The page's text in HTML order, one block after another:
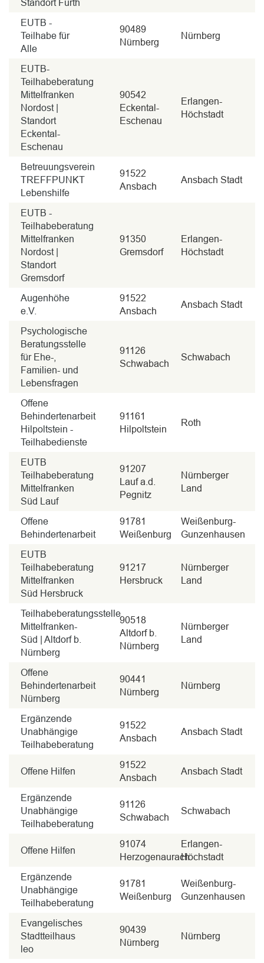
Standort Fürth
EUTB -
Teilhabe für
Alle
90489
Nürnberg
Nürnberg
EUTB-
Teilhabeberatung
Mittelfranken
Nordost |
Standort
Eckental-
Eschenau
90542
Eckental-
Eschenau
Erlangen-
Höchstadt
Betreuungsverein
TREFFPUNKT
Lebenshilfe
91522
Ansbach
Ansbach Stadt
EUTB -
Teilhabeberatung
Mittelfranken
Nordost |
Standort
Gremsdorf
91350
Gremsdorf
Erlangen-
Höchstadt
Augenhöhe
e.V.
91522
Ansbach
Ansbach Stadt
Psychologische
Beratungsstelle
für Ehe-,
Familien- und
Lebensfragen
91126
Schwabach
Schwabach
Offene
Behindertenarbeit
Hilpoltstein -
Teilhabedienste
91161
Hilpoltstein
Roth
EUTB
Teilhabeberatung
Mittelfranken
Süd Lauf
91207
Lauf a.d.
Pegnitz
Nürnberger
Land
Offene
Behindertenarbeit
91781
Weißenburg
Weißenburg-
Gunzenhausen
EUTB
Teilhabeberatung
Mittelfranken
Süd Hersbruck
91217
Hersbruck
Nürnberger
Land
Teilhabeberatungsstelle
Mittelfranken-
Süd | Altdorf b.
Nürnberg
90518
Altdorf b.
Nürnberg
Nürnberger
Land
Offene
Behindertenarbeit
Nürnberg
90441
Nürnberg
Nürnberg
Ergänzende
Unabhängige
Teilhabeberatung
91522
Ansbach
Ansbach Stadt
Offene Hilfen
91522
Ansbach
Ansbach Stadt
Ergänzende
Unabhängige
Teilhabeberatung
91126
Schwabach
Schwabach
Offene Hilfen
91074
Herzogenaurach
Erlangen-
Höchstadt
Ergänzende
Unabhängige
Teilhabeberatung
91781
Weißenburg
Weißenburg-
Gunzenhausen
Evangelisches
Stadtteilhaus
leo
90439
Nürnberg
Nürnberg